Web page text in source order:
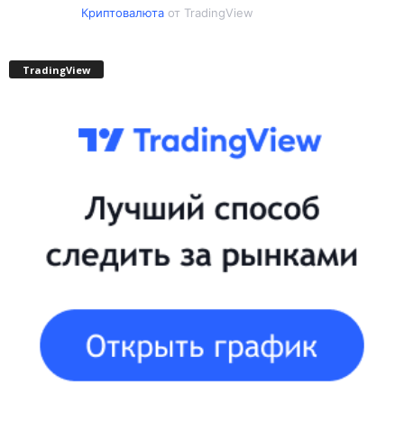
Криптовалютаот TradingView
TradingView